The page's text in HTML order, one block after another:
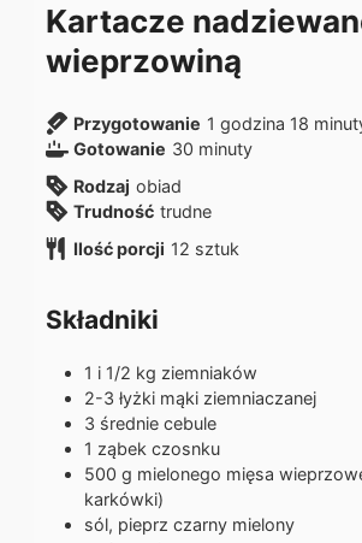
Kartacze
wieprzowiną
Przygotowanie 1 g
o
n
godzina 18 m
Gotowanie 30 m
u
t
minuty
Rodzaj obiad
Trudność trudne
Ilość porcji 12 sztuk
Składniki
1 i 1/2 kg ziemniaków
2-3 łyżki mąki ziemniaczanej
3 średnie cebule
1 ząbek czosnku
500 g mielonego mięsa
karkówki)
sól, pieprz czarny mielony